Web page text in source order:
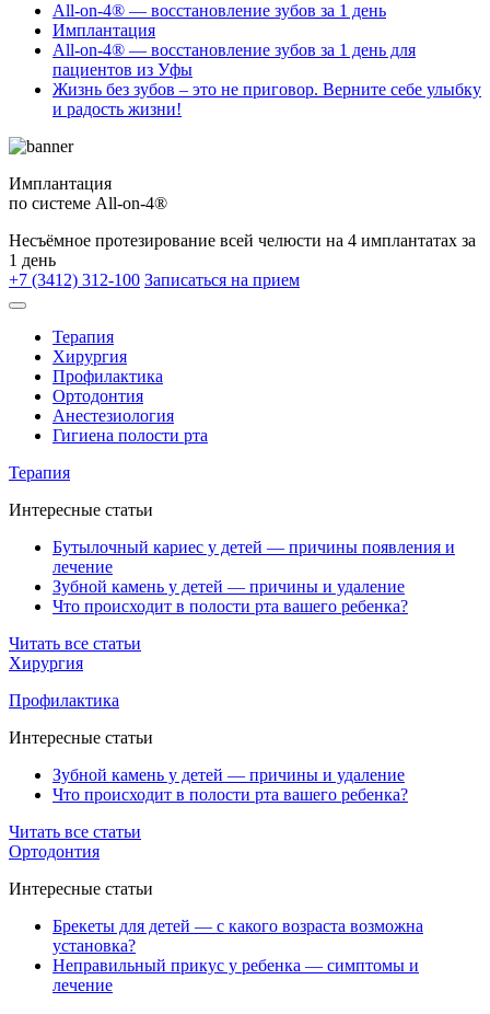
All-on-4® — восстановление зубов за 1 день
Имплантация
All-on-4® — восстановление зубов за 1 день для
пациентов из Уфы
Жизнь без зубов – это не приговор. Верните себе улыбку
и радость жизни!
Имплантация
по системе All-on-4®
Несъёмное протезирование всей челюсти на 4 имплантатах за
1 день
+7 (3412) 312-100 Записаться на прием
Терапия
Хирургия
Профилактика
Ортодонтия
Анестезиология
Гигиена полости рта
Терапия
Интересные статьи
Бутылочный кариес у детей — причины появления и
лечение
Зубной камень у детей — причины и удаление
Что происходит в полости рта вашего ребенка?
Читать все статьи
Хирургия
Профилактика
Интересные статьи
Зубной камень у детей — причины и удаление
Что происходит в полости рта вашего ребенка?
Читать все статьи
Ортодонтия
Интересные статьи
Брекеты для детей — с какого возраста возможна
установка?
Неправильный прикус у ребенка — симптомы и
лечение